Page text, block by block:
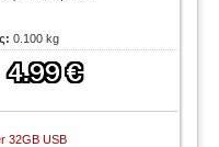
0.100 kg
32GB USB